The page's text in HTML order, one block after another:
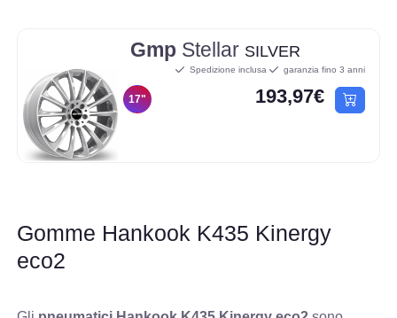
Gmp Stellar SILVER
17"
Spedizione inclusa garanzia fino 3 anni
193,97€
Gomme Hankook K435 Kinergy
eco2